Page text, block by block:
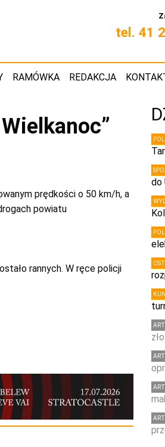
tel. 41
RAMÓWKA REDAKCJA
prędkości o 50 km/h, a
powiatu
rannych. W ręce policji
do